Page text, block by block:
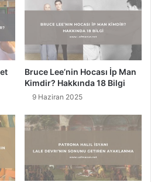
Bruce Lee’nin Hocası İp Man
Kimdir? Hakkında 18 Bilgi
9 Haziran 2025